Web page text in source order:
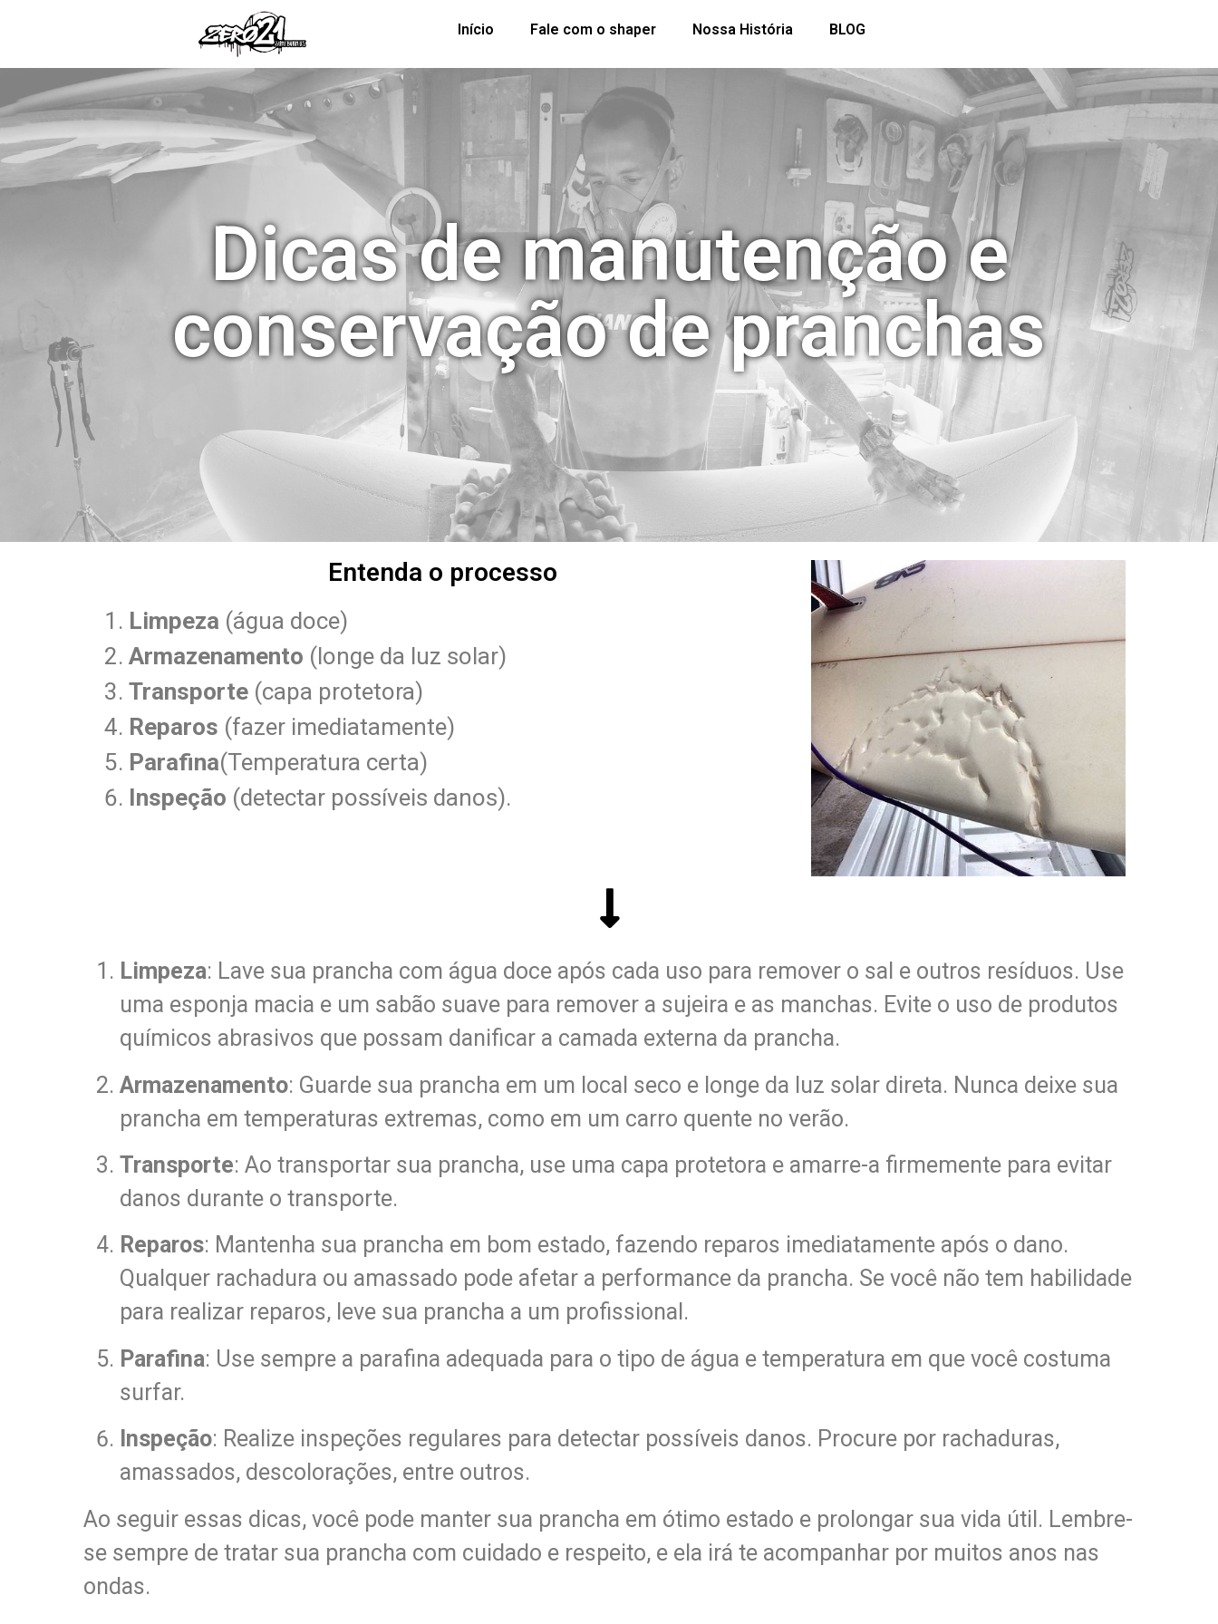
Início Fale com o shaper Nossa História BLOG
Dicas de manutenção e
conservação de pranchas
Entenda o processo
Limpeza (água doce)
Armazenamento (longe da luz solar)
Transporte (capa protetora)
Reparos (fazer imediatamente)
Parafina(Temperatura certa)
Inspeção (detectar possíveis danos).
Limpeza: Lave sua prancha com água doce após cada uso para remover o sal e outros resíduos. Use
uma esponja macia e um sabão suave para remover a sujeira e as manchas. Evite o uso de produtos
químicos abrasivos que possam danificar a camada externa da prancha.
Armazenamento: Guarde sua prancha em um local seco e longe da luz solar direta. Nunca deixe sua
prancha em temperaturas extremas, como em um carro quente no verão.
Transporte: Ao transportar sua prancha, use uma capa protetora e amarre-a firmemente para evitar
danos durante o transporte.
Reparos: Mantenha sua prancha em bom estado, fazendo reparos imediatamente após o dano.
Qualquer rachadura ou amassado pode afetar a performance da prancha. Se você não tem habilidade
para realizar reparos, leve sua prancha a um profissional.
Parafina: Use sempre a parafina adequada para o tipo de água e temperatura em que você costuma
surfar.
Inspeção: Realize inspeções regulares para detectar possíveis danos. Procure por rachaduras,
amassados, descolorações, entre outros.
Ao seguir essas dicas, você pode manter sua prancha em ótimo estado e prolongar sua vida útil. Lembre-
se sempre de tratar sua prancha com cuidado e respeito, e ela irá te acompanhar por muitos anos nas
ondas.